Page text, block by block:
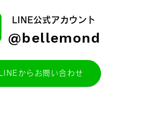
LINE公式アカウント
@bellemond
LINEからお問い合わせ